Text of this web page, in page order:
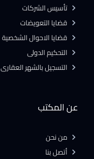
عن المكتب
من نحن
أتصل بنا
تأسيس الشركات
قضايا التعويضات
قضايا الاحوال الشخصية
التحكيم الدولى
التسجيل بالشهر العقارى